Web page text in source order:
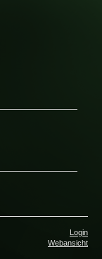
Login
Webansicht